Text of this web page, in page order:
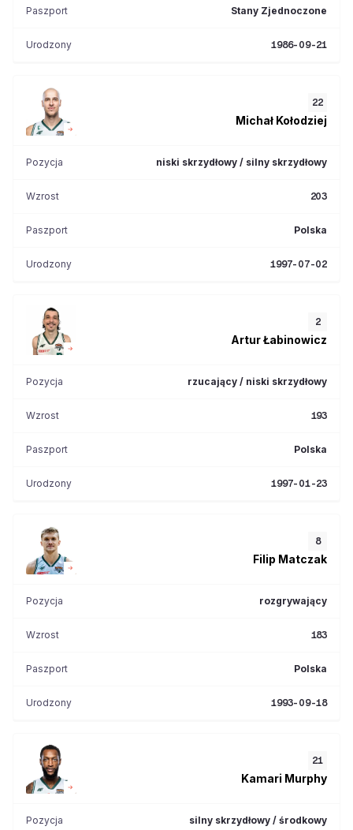
Paszport Stany Zjednoczone
Urodzony 1986-09-21
22
Michał Kołodziej
Pozycja niski skrzydłowy / silny skrzydłowy
Wzrost 203
Paszport Polska
Urodzony 1997-07-02
2
ArturŁabinowicz
Pozycja rzucający / niski skrzydłowy
Wzrost 193
Paszport Polska
Urodzony 1997-01-23
8
Filip Matczak
Pozycja rozgrywający
Wzrost 183
Paszport Polska
Urodzony 1993-09-18
21
Kamari Murphy
Pozycja silny skrzydłowy / środkowy